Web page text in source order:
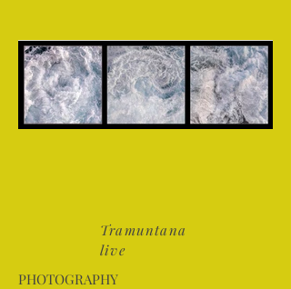
Tramuntana
live
PHOTOGRAPHY